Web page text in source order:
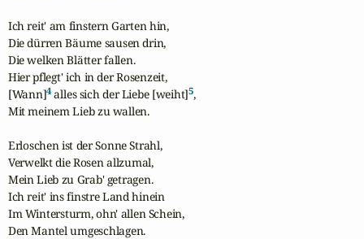
Ich reit' am finstern Garten hin,
Die dürren Bäume sausen drin,
Die welken Blätter fallen.
Hier pflegt' ich in der Rosenzeit,
[Wann]4 alles sich der Liebe [weiht]5,
Mit meinem Lieb zu wallen.
Erloschen ist der Sonne Strahl,
Verwelkt die Rosen allzumal,
Mein Lieb zu Grab' getragen.
Ich reit' ins finstre Land hinein
Im Wintersturm, ohn' allen Schein,
Den Mantel umgeschlagen.